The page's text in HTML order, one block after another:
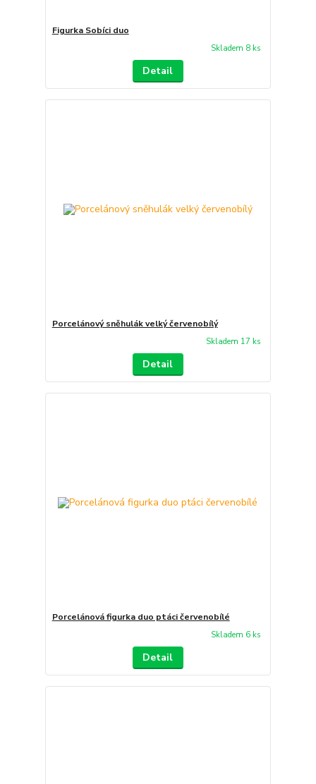
Figurka Sobíci duo
Skladem 8 ks
Detail
Porcelánový sněhulák velký červenobílý
Skladem 17 ks
Detail
Porcelánová figurka duo ptáci červenobílé
Skladem 6 ks
Detail